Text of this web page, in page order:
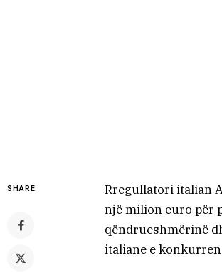
SHARE
Rregullatori italian
një milion euro për
qëndrueshmërinë
italiane e